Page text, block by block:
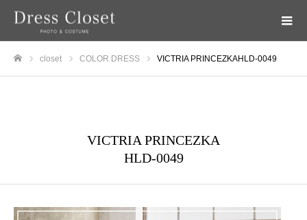
closet COLOR DRESS VICTRIA PRINCEZKAHLD-0049
VICTRIA PRINCEZKA
HLD-0049